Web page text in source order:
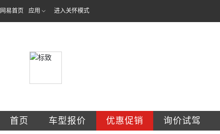
网易首页 应用 进入关怀模式
首页 车型报价 优惠促销 询价试驾